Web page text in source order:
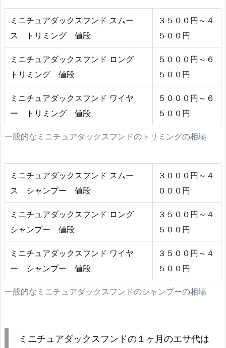
一般的なミニチュアダックスフンドのトリミングの相場
ミニチュアダックスフンド スムー
ス トリミング 値段
３５００円～４
５００円
ミニチュアダックスフンド ロング
トリミング 値段
５０００円～６
５００円
ミニチュアダックスフンド ワイヤ
ー トリミング 値段
５０００円～６
５００円
一般的なミニチュアダックスフンドのシャンプーの相場
ミニチュアダックスフンド スムー
ス シャンプー 値段
３０００円～４
０００円
ミニチュアダックスフンド ロング
シャンプー 値段
３５００円～４
５００円
ミニチュアダックスフンド ワイヤ
ー シャンプー 値段
３５００円～４
５００円
ミニチュアダックスフンドの１ヶ月のエサ代は